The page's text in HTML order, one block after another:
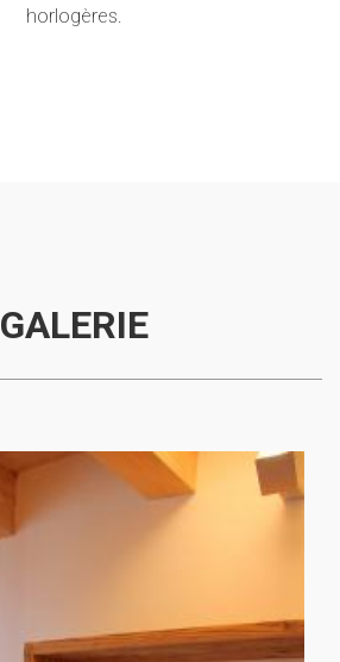
horlogères.
GALERIE